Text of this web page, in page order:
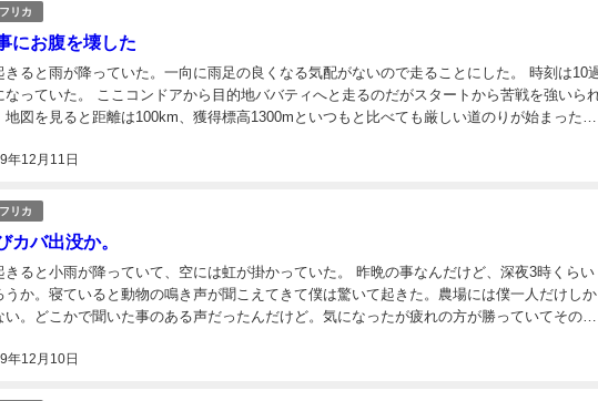
リカ
にお腹を壊した
年12月11日
ると雨が降っていた。一向に雨足の良くなる気配がないので走ることにした。 時刻は10過
コンドアから目的地ババティへと走るのだがスタートから苦戦を強いられ
地図を見ると距離は100km、獲得標高1300mといつもと比べても厳しい道のりが始まった。
リカ
カバ出没か。
年12月10日
ると小雨が降っていて、空には虹が掛かっていた。 昨晩の事なんだけど、深夜3時くらい
うか。寝ていると動物の鳴き声が聞こえてきて僕は驚いて起きた。農場には僕一人だけしか
い。どこかで聞いた事のある声だったんだけど。気になったが疲れの方が勝っていてそのま
と...